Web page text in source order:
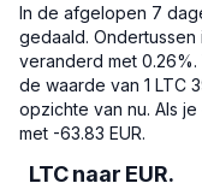
In de afgelopen 7
gedaald.
veranderd met 0.26%.
de waarde van 1 LTC
opzichte van nu. Als
met -63.83 EUR.
LTC naar EUR.